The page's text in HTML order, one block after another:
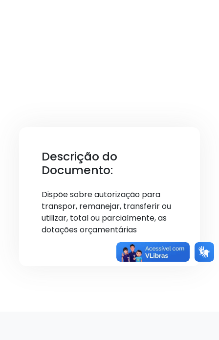
Descrição do
Documento:
Dispõe sobre autorização para
transpor, remanejar, transferir ou
utilizar, total ou parcialmente, as
dotações orçamentárias